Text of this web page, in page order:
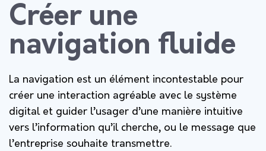
Créer une
navigation fluide
La navigation est un élément incontestable pour
créer une interaction agréable avec le système
digital et guider l’usager d’une manière intuitive
vers l’information qu’il cherche, ou le message que
l’entreprise souhaite transmettre.